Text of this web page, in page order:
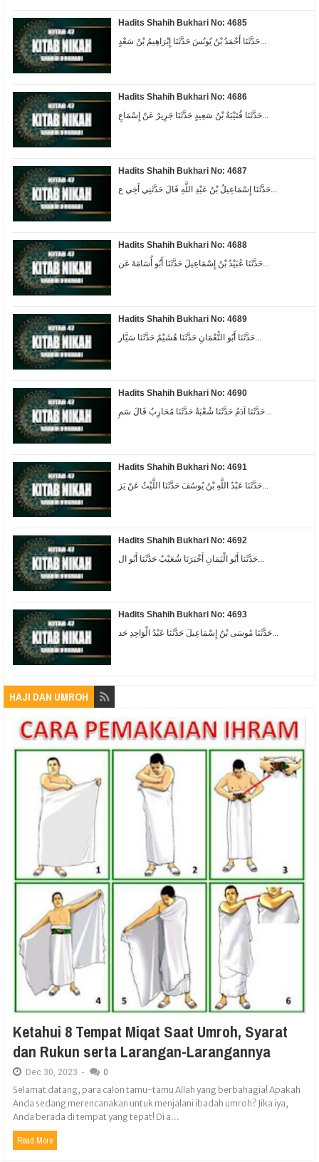
Hadits Shahih Bukhari No: 4685
حَدَّثَنَا أَحْمَدُ بْنُ يُونُسَ حَدَّثَنَا إِبْرَاهِيمُ بْنُ سَعْدٍ...
Hadits Shahih Bukhari No: 4686
حَدَّثَنَا قُتَيْبَةُ بْنُ سَعِيدٍ حَدَّثَنَا جَرِيرٌ عَنْ إِسْمَاعِ...
Hadits Shahih Bukhari No: 4687
حَدَّثَنَا إِسْمَاعِيلُ بْنُ عَبْدِ اللَّهِ قَالَ حَدَّثَنِي أَخِي ع...
Hadits Shahih Bukhari No: 4688
حَدَّثَنَا عُبَيْدُ بْنُ إِسْمَاعِيلَ حَدَّثَنَا أَبُو أُسَامَةَ عَن...
Hadits Shahih Bukhari No: 4689
حَدَّثَنَا أَبُو النُّعْمَانِ حَدَّثَنَا هُشَيْمٌ حَدَّثَنَا سَيَّار...
Hadits Shahih Bukhari No: 4690
Hadits Shahih Bukhari No: 4691
Hadits Shahih Bukhari No: 4692
حَدَّثَنَا أَبُو الْيَمَانِ أَخْبَرَنَا شُعَيْبٌ حَدَّثَنَا أَبُو ال...
Hadits Shahih Bukhari No: 4693
حَدَّثَنَا مُوسَى بْنُ إِسْمَاعِيلَ حَدَّثَنَا عَبْدُ الْوَاحِدِ حَد...
HAJI DAN UMROH
Ketahui 8 Tempat Miqat Saat Umroh, Syarat
dan Rukun serta Larangan-Larangannya
Dec 30, 2023 - 0
Selamat datang, para calon tamu-tamu Allah yang berbahagia! Apakah
Anda sedang merencanakan untuk menjalani ibadah umroh? Jika iya,
Anda berada di tempat yang tepat! Di a...
Read More